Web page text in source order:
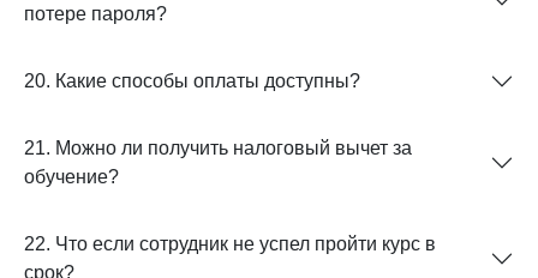
потере пароля?
20. Какие способы оплаты доступны?
21. Можно ли получить налоговый вычет за
обучение?
22. Что если сотрудник не успел пройти курс в
срок?